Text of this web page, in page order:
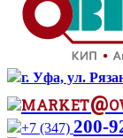
г. Уфа, ул.
+7 (347) 200-